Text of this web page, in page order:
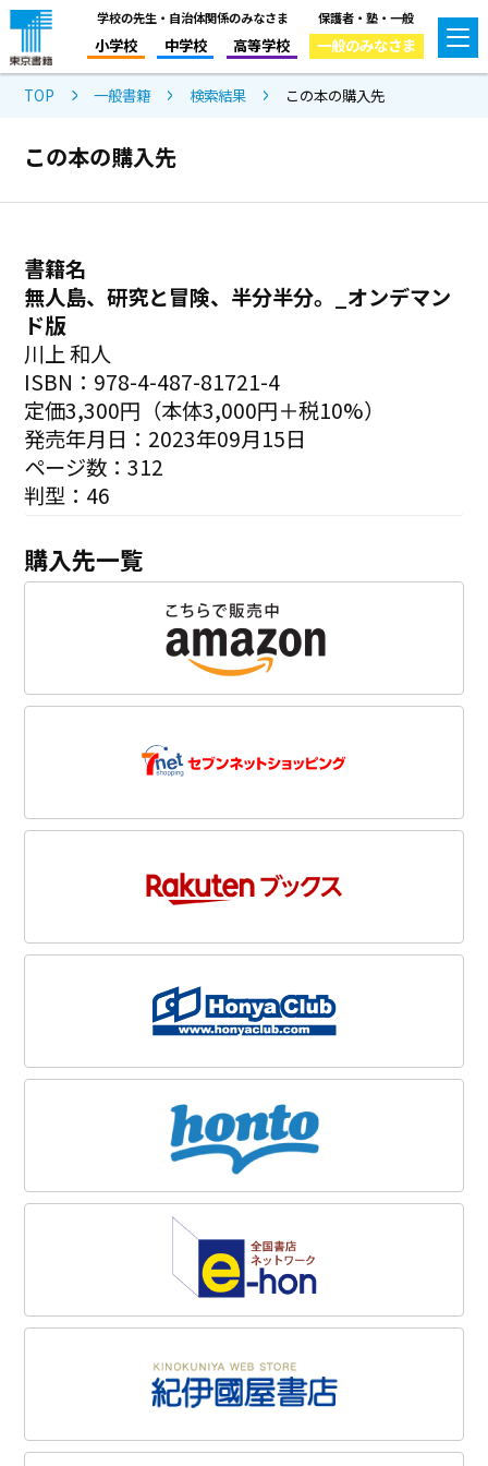
学校の先生・自治体関係のみなさま
小学校 中学校 高等学校
保護者・塾・一般
一般のみなさま
TOP 一般書籍 検索結果 この本の購入先
この本の購入先
書籍名
無人島、研究と冒険、半分半分。_オンデマン
ド版
川上 和人
ISBN：978-4-487-81721-4
定価3,300円（本体3,000円＋税10%）
発売年月日：2023年09月15日
ページ数：312
判型：46
購入先一覧